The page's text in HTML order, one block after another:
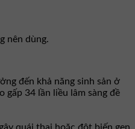
nên dùng.
đến khả năng sinh sản ở
gấp 34 lần liều lâm sàng đề